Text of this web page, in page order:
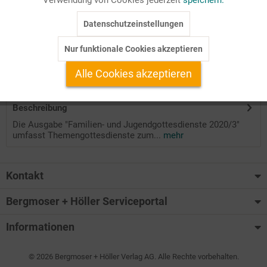
Auf Ihren Merkzettel setzen
Beschreibung
Die Ausgabe "Familien- und Jugendgottesdienste 2020/3"
umfasst Themengottesdienste zum... mehr
Kontakt
Bergmoser + Höller Serviceportal
Informationen
© 2026 Bergmoser + Höller Verlag AG. Alle Rechte vorbehalten.
Inaktiv
Datenschutzeinstellungen
Nur funktionale Cookies akzeptieren
Alle Cookies akzeptieren